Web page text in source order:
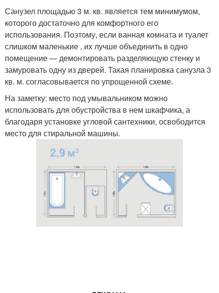
Санузел площадью 3 м. кв. является тем минимумом,
которого достаточно для комфортного его
использования. Поэтому, если ванная комната и туалет
слишком маленькие , их лучше объединить в одно
помещение — демонтировать разделяющую стенку и
замуровать одну из дверей. Такая планировка санузла 3
кв. м. согласовывается по упрощенной схеме.
На заметку: место под умывальником можно
использовать для обустройства в нем шкафчика, а
благодаря установке угловой сантехники, освободится
место для стиральной машины.